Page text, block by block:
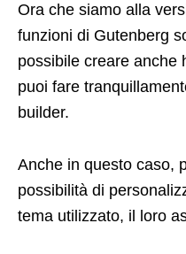
Ora che siamo alla
funzioni di Gutenberg
possibile creare anche
puoi fare
builder.
Anche in questo caso,
possibilità di
tema utilizzato, il loro